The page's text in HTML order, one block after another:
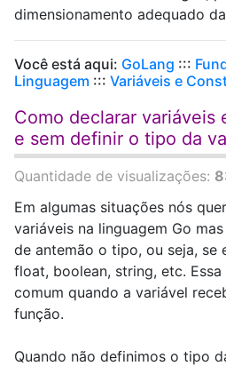
dimensionamento adequado
Você está aqui: GoLang :::
Linguagem ::: Variáveis e
Como declarar variáveis
e sem definir o tipo da
Quantidade de visualizações:
Em algumas situações nós
variáveis na linguagem Go
de antemão o tipo, ou seja, se
float, boolean, string, etc.
comum quando a variável
função.
Quando não definimos o tipo